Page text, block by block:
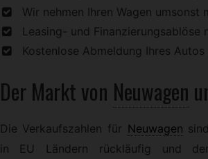
Wir nehmen Ihren Wagen umsonst
Leasing- und Finanzierungsablöse
Kostenlose Abmeldung Ihres Autos
Der Markt von Neuwagen
Die Verkaufszahlen für Neuwagen sind
in EU Ländern rückläufig und der